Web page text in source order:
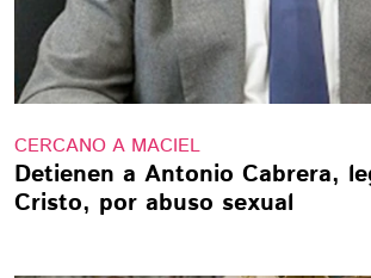
CERCANO A MACIEL
Detienen a Antonio Cabrera,
Cristo, por abuso sexual